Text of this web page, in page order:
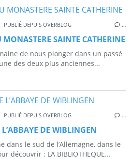
PUBLIÉ DEPUIS OVERBLOG …
SAINTE CATHERINE
de nous plonger dans un passé
des deux plus anciennes...
PUBLIÉ DEPUIS OVERBLOG …
DE WIBLINGEN
dans le sud de l’Allemagne, dans le
découvrir : LA BIBLIOTHEQUE...